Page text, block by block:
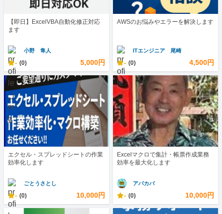
【即日】ExcelVBA自動化修正対応
ます
小野 隼人
- (0) 5,000円
AWSのお悩みやエラーを解決します
ITエンジニア 尾崎
- (0) 4,500円
エクセル・スプレッドシートの作業
効率化します
ごとうさとし
- (0) 10,000円
Excelマクロで集計・帳票作成業務
効率を最大化します
アパカバ
- (0) 10,000円